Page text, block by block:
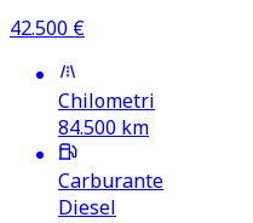
42.500 €
Chilometri
84.500 km
Carburante
Diesel